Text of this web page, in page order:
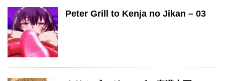
Peter Grill to Kenja no Jikan – 03